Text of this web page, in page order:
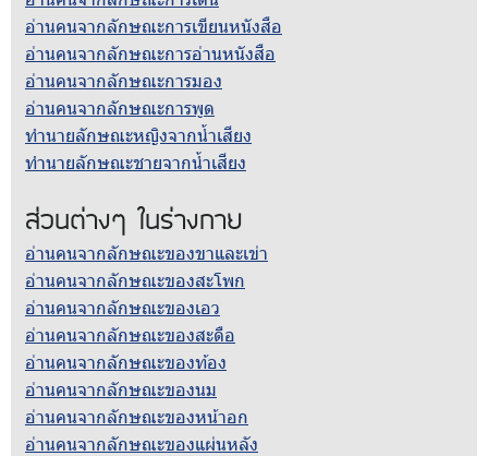
อ่านคนจากลักษณะการเขียนหนังสือ
อ่านคนจากลักษณะการอ่านหนังสือ
อ่านคนจากลักษณะการมอง
อ่านคนจากลักษณะการพูด
ทำนายลักษณะหญิงจากน้ำเสียง
ทำนายลักษณะชายจากน้ำเสียง
ส่วนต่างๆ ในร่างกาย
อ่านคนจากลักษณะของขาและเข่า
อ่านคนจากลักษณะของสะโพก
อ่านคนจากลักษณะของเอว
อ่านคนจากลักษณะของสะดือ
อ่านคนจากลักษณะของท้อง
อ่านคนจากลักษณะของนม
อ่านคนจากลักษณะของหน้าอก
อ่านคนจากลักษณะของแผ่นหลัง